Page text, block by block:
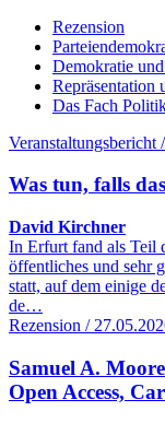
Rezension
Demokratie
Repräsentation
Das Fach
Veranstaltungsbericht
Was tun, falls
David Kirchner
In Erfurt fand als Teil
öffentliches und sehr
statt, auf dem einige
de…
Rezension /
Samuel A.
Open Access,